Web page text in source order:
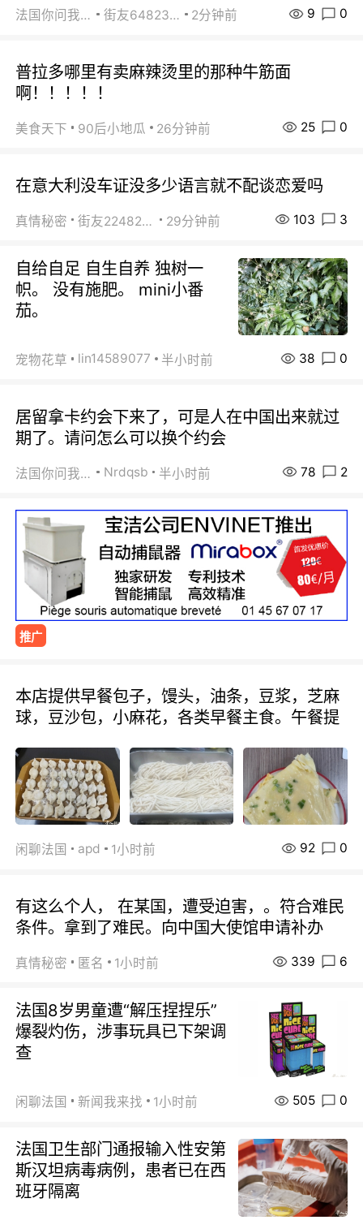
法国你问我答 街友64823891 2分钟前 9 0
普拉多哪里有卖麻辣烫里的那种牛筋面
啊！！！！！
美食天下 90后小地瓜 26分钟前 25 0
在意大利没车证没多少语言就不配谈恋爱吗
真情秘密 街友22482465 29分钟前 103 3
自给自足 自生自养 独树一
帜。 没有施肥。 mini小番
茄。
宠物花草 lin14589077 半小时前 38 0
居留拿卡约会下来了，可是人在中国出来就过
期了。请问怎么可以换个约会
法国你问我答 Nrdqsb 半小时前 78 2
推广
本店提供早餐包子，馒头，油条，豆浆，芝麻
球，豆沙包，小麻花，各类早餐主食。午餐提
闲聊法国 apd 1小时前 92 0
有这么个人， 在某国，遭受迫害，。符合难民
条件。拿到了难民。向中国大使馆申请补办
真情秘密 匿名 1小时前 339 6
法国8岁男童遭“解压捏捏乐”
爆裂灼伤，涉事玩具已下架调
查
闲聊法国 新闻我来找 1小时前 505 0
法国卫生部门通报输入性安第
斯汉坦病毒病例，患者已在西
班牙隔离